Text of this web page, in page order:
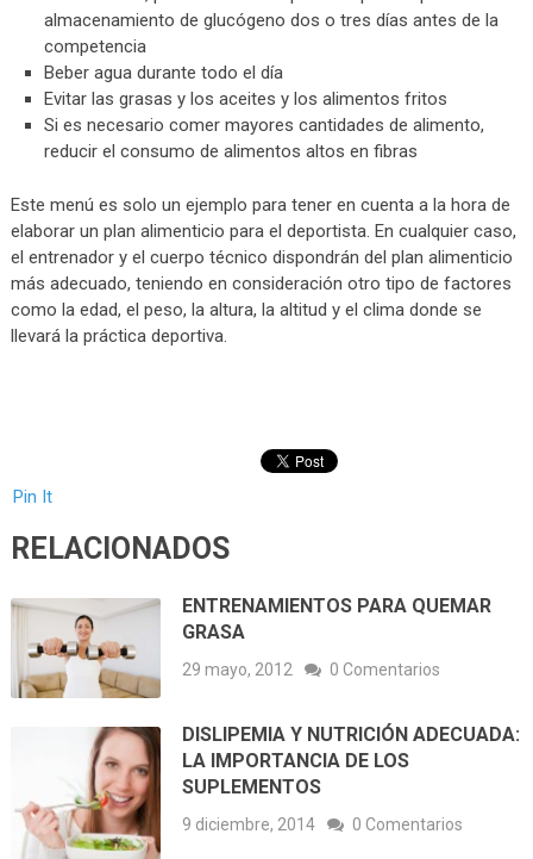
almacenamiento de glucógeno dos o tres días antes de la
competencia
Beber agua durante todo el día
Evitar las grasas y los aceites y los alimentos fritos
Si es necesario comer mayores cantidades de alimento,
reducir el consumo de alimentos altos en fibras
Este menú es solo un ejemplo para tener en cuenta a la hora de
elaborar un plan alimenticio para el deportista. En cualquier caso,
el entrenador y el cuerpo técnico dispondrán del plan alimenticio
más adecuado, teniendo en consideración otro tipo de factores
como la edad, el peso, la altura, la altitud y el clima donde se
llevará la práctica deportiva.
Pin It
RELACIONADOS
ENTRENAMIENTOS PARA QUEMAR
GRASA
29 mayo, 2012 0 Comentarios
DISLIPEMIA Y NUTRICIÓN ADECUADA:
LA IMPORTANCIA DE LOS
SUPLEMENTOS
9 diciembre, 2014 0 Comentarios